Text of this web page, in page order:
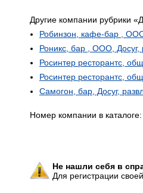
Другие компании рубрики
Робинзон, кафе-бар ,
Роникс, бар , ООО,
Росинтер ресторантс,
Росинтер ресторантс,
Самогон, бар, Досуг,
Номер компании в каталоге:
Не нашли себя в
Для регистрации